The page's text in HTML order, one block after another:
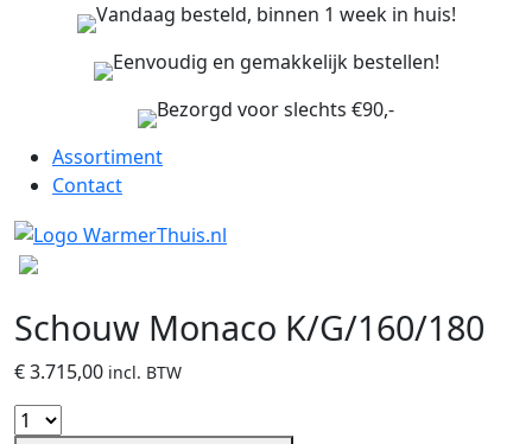
Vandaag besteld, binnen 1 week in huis!
Eenvoudig en gemakkelijk bestellen!
Bezorgd voor slechts €90,-
Assortiment
Contact
Schouw Monaco K/G/160/180
€3.715,00 incl. BTW